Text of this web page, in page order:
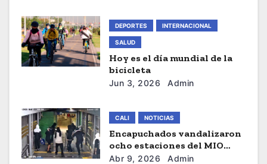
r
a
d
s
DEPORTES INTERNACIONAL
SALUD
Hoy es el día mundial de la
bicicleta
Jun 3, 2026 Admin
CALI NOTICIAS
Encapuchados vandalizaron
ocho estaciones del MIO
durante marcha de
Abr 9, 2026 Admin